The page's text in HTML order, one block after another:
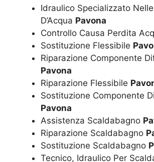
Idraulico Specializzato
D’Acqua Pavona
Controllo Causa Perdita
Sostituzione Flessibile
Riparazione Componente
Pavona
Riparazione Flessibile
Sostituzione Componente
Pavona
Assistenza Scaldabagno
Riparazione Scaldabagno
Sostituzione Scaldabagno
Tecnico, Idraulico Per